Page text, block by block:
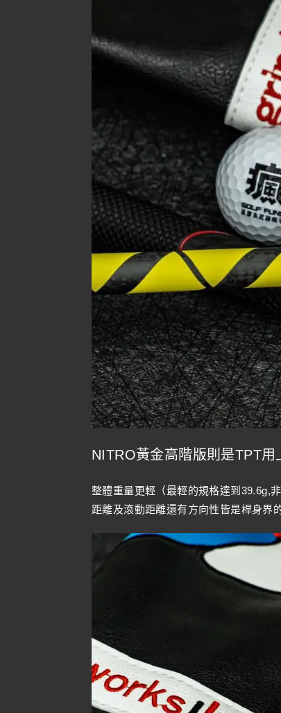
NITRO黃金高階版則是TPT
整體重量更輕（最輕的規格達到39.6g,
距離及滾動距離還有方向性皆是桿身界